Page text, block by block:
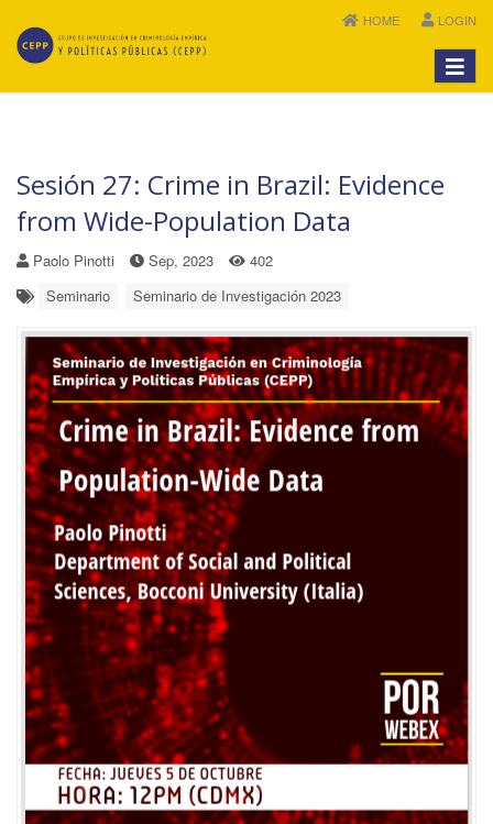
HOME LOGIN
Menú
Sesión 27: Crime in Brazil: Evidence
from Wide-Population Data
Paolo Pinotti Sep, 2023
402
Seminario
Seminario de Investigación 2023